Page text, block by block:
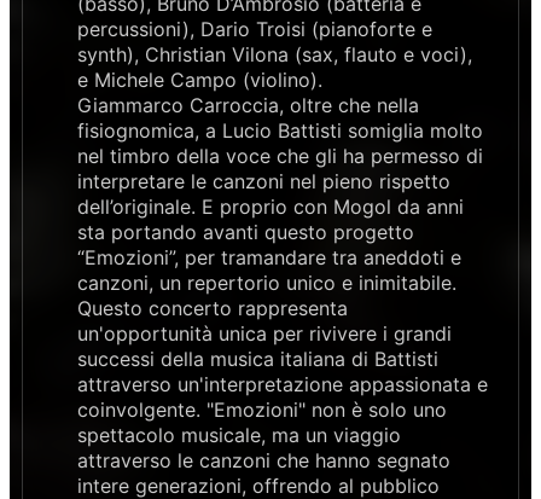
percussioni), Dario Troisi (pianoforte e
synth), Christian Vilona (sax, flauto e voci),
e Michele Campo (violino).
Giammarco Carroccia, oltre che nella
fisiognomica, a Lucio Battisti somiglia molto
nel timbro della voce che gli ha permesso di
interpretare le canzoni nel pieno rispetto
dell’originale. E proprio con Mogol da anni
sta portando avanti questo progetto
“Emozioni”, per tramandare tra aneddoti e
canzoni, un repertorio unico e inimitabile.
Questo concerto rappresenta
un'opportunità unica per rivivere i grandi
successi della musica italiana di Battisti
attraverso un'interpretazione appassionata e
coinvolgente. "Emozioni" non è solo uno
spettacolo musicale, ma un viaggio
attraverso le canzoni che hanno segnato
intere generazioni, offrendo al pubblico